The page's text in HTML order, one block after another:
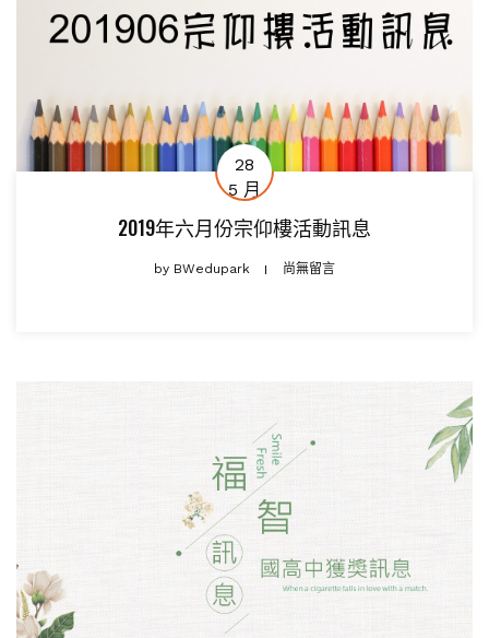
28
5 月
2019年六月份宗仰樓活動訊息
by BWedupark 尚無留言